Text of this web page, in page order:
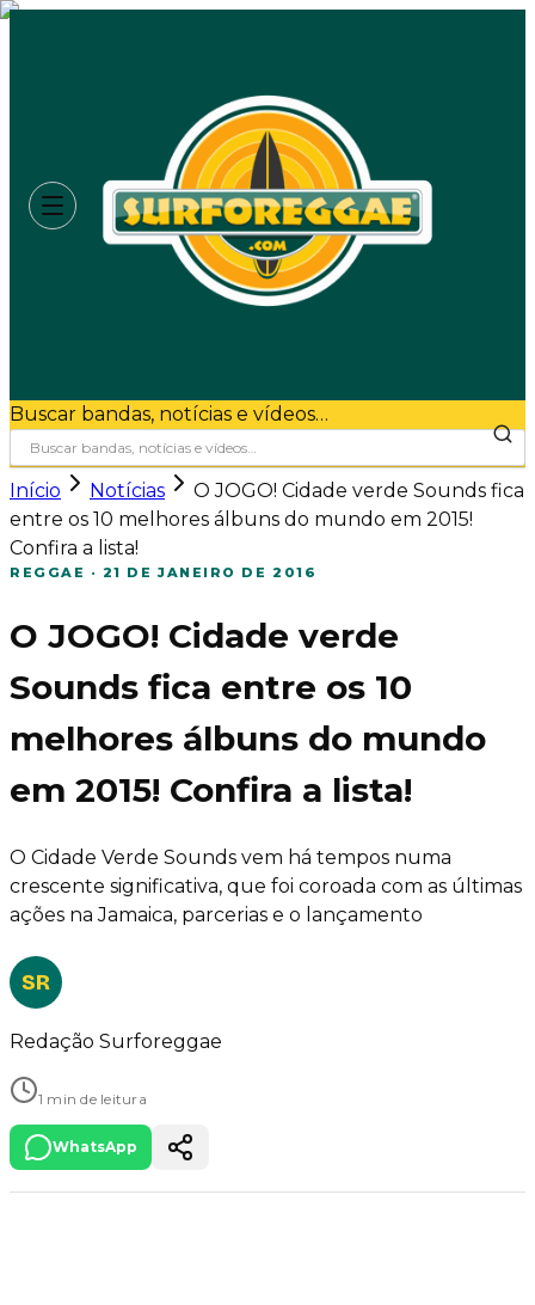
Buscar bandas, notícias e vídeos…
Início Notícias
O JOGO! Cidade verde Sounds fica
entre os 10 melhores álbuns do mundo em 2015!
Confira a lista!
REGGAE · 21 DE JANEIRO DE 2016
O JOGO! Cidade verde
Sounds fica entre os 10
melhores álbuns do mundo
em 2015! Confira a lista!
O Cidade Verde Sounds vem há tempos numa
crescente significativa, que foi coroada com as últimas
ações na Jamaica, parcerias e o lançamento
SR
Redação Surforeggae
1 min de leitura
WhatsApp